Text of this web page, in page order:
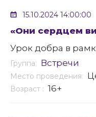
15.10.2024 14:00:00
«Они сердцем
Урок добра в
Группа: Встречи
Место проведения:
Возраст : 16+